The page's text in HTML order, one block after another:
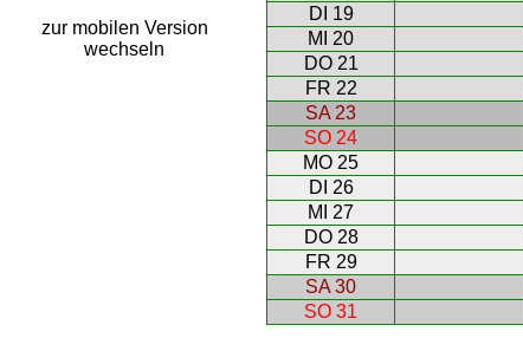
zur mobilen Version
wechseln
DI 19
MI 20
DO 21
FR 22
SA 23
SO 24
MO 25
DI 26
MI 27
DO 28
FR 29
SA 30
SO 31